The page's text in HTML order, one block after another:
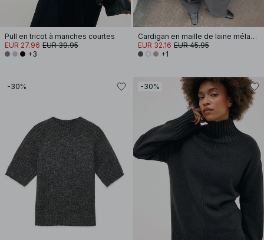
Pull en tricot à manches courtes
EUR 27.96 EUR 39.95
+3
Cardigan en maille de laine mélangée
EUR 32.16 EUR 45.95
+1
-30% -30%